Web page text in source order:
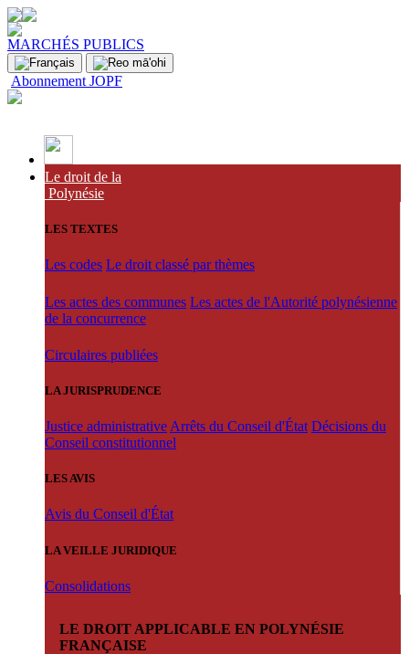
MARCHÉS PUBLICS
Abonnement JOPF
Le droit de la
Polynésie
LES TEXTES
Les codes Le droit classé par thèmes
Les actes des communes Les actes de l'Autorité polynésienne
de la concurrence
Circulaires publiées
LA JURISPRUDENCE
Justice administrative Arrêts du Conseil d'État Décisions du
Conseil constitutionnel
LES AVIS
Avis du Conseil d'État
LA VEILLE JURIDIQUE
Consolidations
LE DROIT APPLICABLE EN POLYNÉSIE
FRANÇAISE